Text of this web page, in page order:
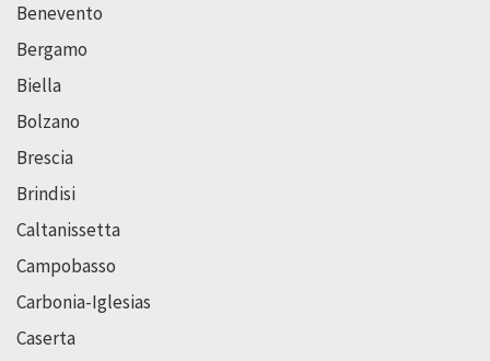
Benevento
Bergamo
Biella
Bolzano
Brescia
Brindisi
Caltanissetta
Campobasso
Carbonia-Iglesias
Caserta